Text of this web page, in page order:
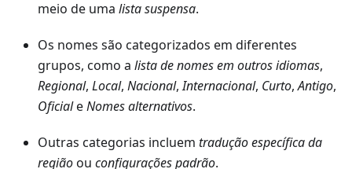
meio de uma lista suspensa.
Os nomes são categorizados em diferentes
grupos, como a lista de nomes em outros idiomas,
Regional, Local, Nacional,Internacional, Curto,Antigo,
OficialeNomes alternativos.
Outras categorias incluem tradução específica da
regiãoou configurações padrão.